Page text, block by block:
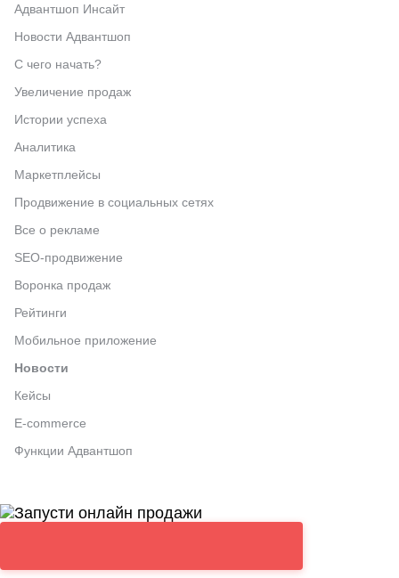
Адвантшоп Инсайт
Новости Адвантшоп
С чего начать?
Увеличение продаж
Истории успеха
Аналитика
Маркетплейсы
Продвижение в социальных сетях
Все о рекламе
SEO-продвижение
Воронка продаж
Рейтинги
Мобильное приложение
Новости
Кейсы
E-commerce
Функции Адвантшоп